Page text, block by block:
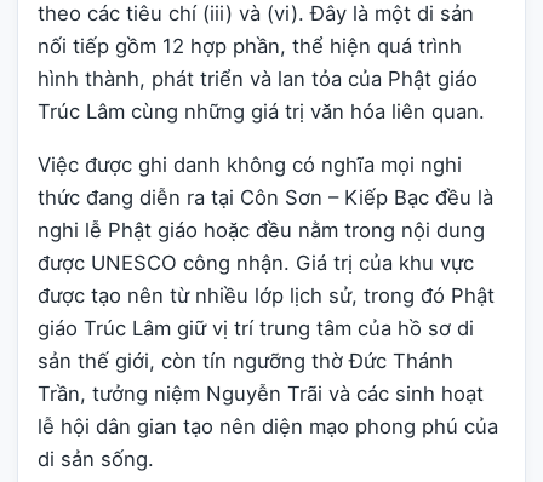
theo các tiêu chí (iii) và (vi). Đây là một di sản
nối tiếp gồm 12 hợp phần, thể hiện quá trình
hình thành, phát triển và lan tỏa của Phật giáo
Trúc Lâm cùng những giá trị văn hóa liên quan.
Việc được ghi danh không có nghĩa mọi nghi
thức đang diễn ra tại Côn Sơn – Kiếp Bạc đều là
nghi lễ Phật giáo hoặc đều nằm trong nội dung
được UNESCO công nhận. Giá trị của khu vực
được tạo nên từ nhiều lớp lịch sử, trong đó Phật
giáo Trúc Lâm giữ vị trí trung tâm của hồ sơ di
sản thế giới, còn tín ngưỡng thờ Đức Thánh
Trần, tưởng niệm Nguyễn Trãi và các sinh hoạt
lễ hội dân gian tạo nên diện mạo phong phú của
di sản sống.